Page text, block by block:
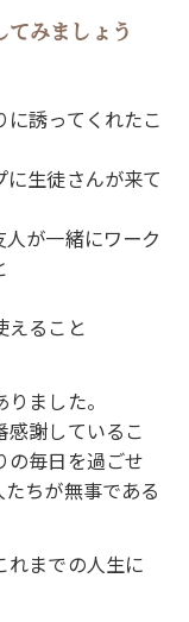
みましょう
に誘ってくれたこ
に生徒さんが来て
が一緒にワーク
えること
ました。
謝しているこ
の毎日を過ごせ
ちが無事である
れまでの人生に